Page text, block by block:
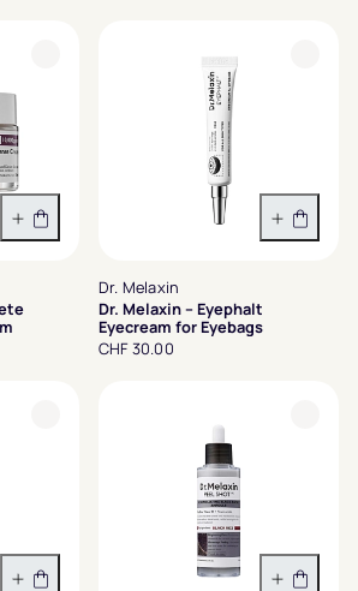
In den Warenkorb In den
Dr. Melaxin
Dr. Melaxin – Eyephalt
Eyecream for Eyebags
CHF 30.00